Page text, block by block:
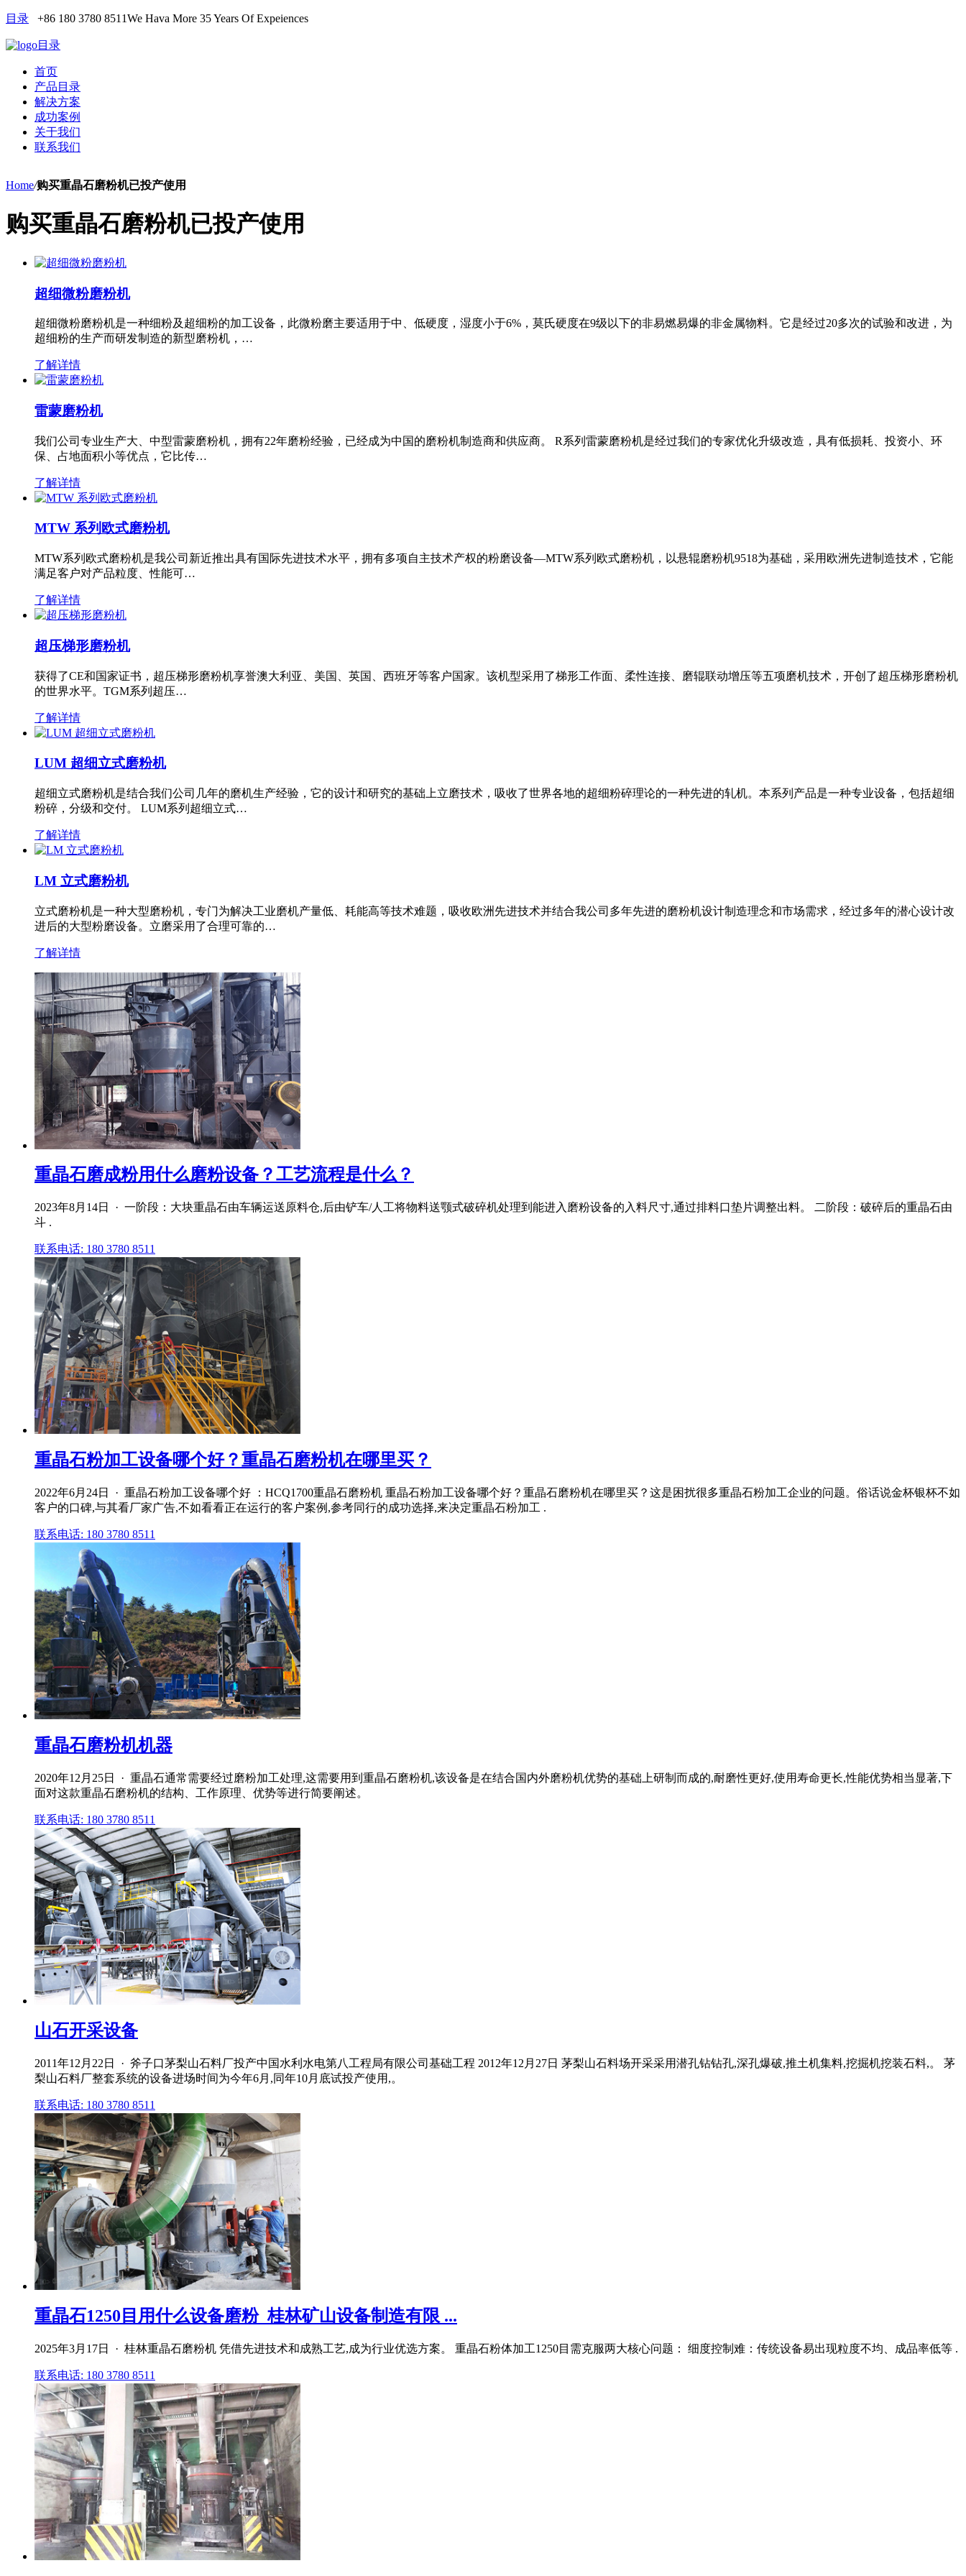
目录 +86 180 3780 8511We Hava More 35 Years Of Expeiences
目录
首页
产品目录
解决方案
成功案例
关于我们
联系我们
Home/购买重晶石磨粉机已投产使用
购买重晶石磨粉机已投产使用
超细微粉磨粉机
超细微粉磨粉机是一种细粉及超细粉的加工设备，此微粉磨主要适用于中、低硬度，湿度小于6%，莫氏硬度在9级以下的非易燃易爆的非金属物料。它是经过20多次的试验和改进，为
超细粉的生产而研发制造的新型磨粉机，…
了解详情
雷蒙磨粉机
我们公司专业生产大、中型雷蒙磨粉机，拥有22年磨粉经验，已经成为中国的磨粉机制造商和供应商。 R系列雷蒙磨粉机是经过我们的专家优化升级改造，具有低损耗、投资小、环
保、占地面积小等优点，它比传…
了解详情
MTW 系列欧式磨粉机
MTW系列欧式磨粉机是我公司新近推出具有国际先进技术水平，拥有多项自主技术产权的粉磨设备—MTW系列欧式磨粉机，以悬辊磨粉机9518为基础，采用欧洲先进制造技术，它能
满足客户对产品粒度、性能可…
了解详情
超压梯形磨粉机
获得了CE和国家证书，超压梯形磨粉机享誉澳大利亚、美国、英国、西班牙等客户国家。该机型采用了梯形工作面、柔性连接、磨辊联动增压等五项磨机技术，开创了超压梯形磨粉机
的世界水平。TGM系列超压…
了解详情
LUM 超细立式磨粉机
超细立式磨粉机是结合我们公司几年的磨机生产经验，它的设计和研究的基础上立磨技术，吸收了世界各地的超细粉碎理论的一种先进的轧机。本系列产品是一种专业设备，包括超细
粉碎，分级和交付。 LUM系列超细立式…
了解详情
LM 立式磨粉机
立式磨粉机是一种大型磨粉机，专门为解决工业磨机产量低、耗能高等技术难题，吸收欧洲先进技术并结合我公司多年先进的磨粉机设计制造理念和市场需求，经过多年的潜心设计改
进后的大型粉磨设备。立磨采用了合理可靠的…
了解详情
重晶石磨成粉用什么磨粉设备？工艺流程是什么？
2023年8月14日 · 一阶段：大块重晶石由车辆运送原料仓,后由铲车/人工将物料送颚式破碎机处理到能进入磨粉设备的入料尺寸,通过排料口垫片调整出料。 二阶段：破碎后的重晶石由
斗 .
联系电话: 180 3780 8511
重晶石粉加工设备哪个好？重晶石磨粉机在哪里买？
2022年6月24日 · 重晶石粉加工设备哪个好 ：HCQ1700重晶石磨粉机 重晶石粉加工设备哪个好？重晶石磨粉机在哪里买？这是困扰很多重晶石粉加工企业的问题。俗话说金杯银杯不如
客户的口碑,与其看厂家广告,不如看看正在运行的客户案例,参考同行的成功选择,来决定重晶石粉加工 .
联系电话: 180 3780 8511
重晶石磨粉机机器
2020年12月25日 · 重晶石通常需要经过磨粉加工处理,这需要用到重晶石磨粉机,该设备是在结合国内外磨粉机优势的基础上研制而成的,耐磨性更好,使用寿命更长,性能优势相当显著,下
面对这款重晶石磨粉机的结构、工作原理、优势等进行简要阐述。
联系电话: 180 3780 8511
山石开采设备
2011年12月22日 · 斧子口茅梨山石料厂投产中国水利水电第八工程局有限公司基础工程 2012年12月27日 茅梨山石料场开采采用潜孔钻钻孔,深孔爆破,推土机集料,挖掘机挖装石料,。 茅
梨山石料厂整套系统的设备进场时间为今年6月,同年10月底试投产使用,。
联系电话: 180 3780 8511
重晶石1250目用什么设备磨粉_桂林矿山设备制造有限 ...
2025年3月17日 · 桂林重晶石磨粉机 凭借先进技术和成熟工艺,成为行业优选方案。 重晶石粉体加工1250目需克服两大核心问题： 细度控制难：传统设备易出现粒度不均、成品率低等 .
联系电话: 180 3780 8511